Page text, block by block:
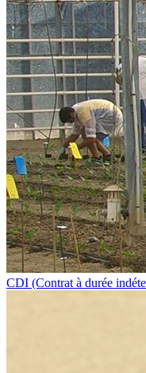
CDI (Contrat à durée